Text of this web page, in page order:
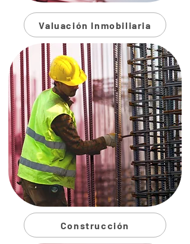
Valuación Inmobiliaria
Construcción